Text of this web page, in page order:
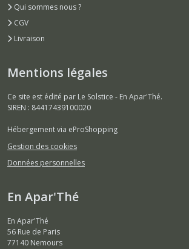
Qui sommes nous ?
CGV
Livraison
Mentions légales
Ce site est édité par Le Solstice - En Apar'Thé.
SIREN : 84417439100020
Hébergement via eProShopping
Gestion des cookies
Données personnelles
En Apar'Thé
En Apar'Thé
56 Rue de Paris
77140 Nemours